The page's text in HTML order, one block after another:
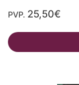
PVP. 25,50€